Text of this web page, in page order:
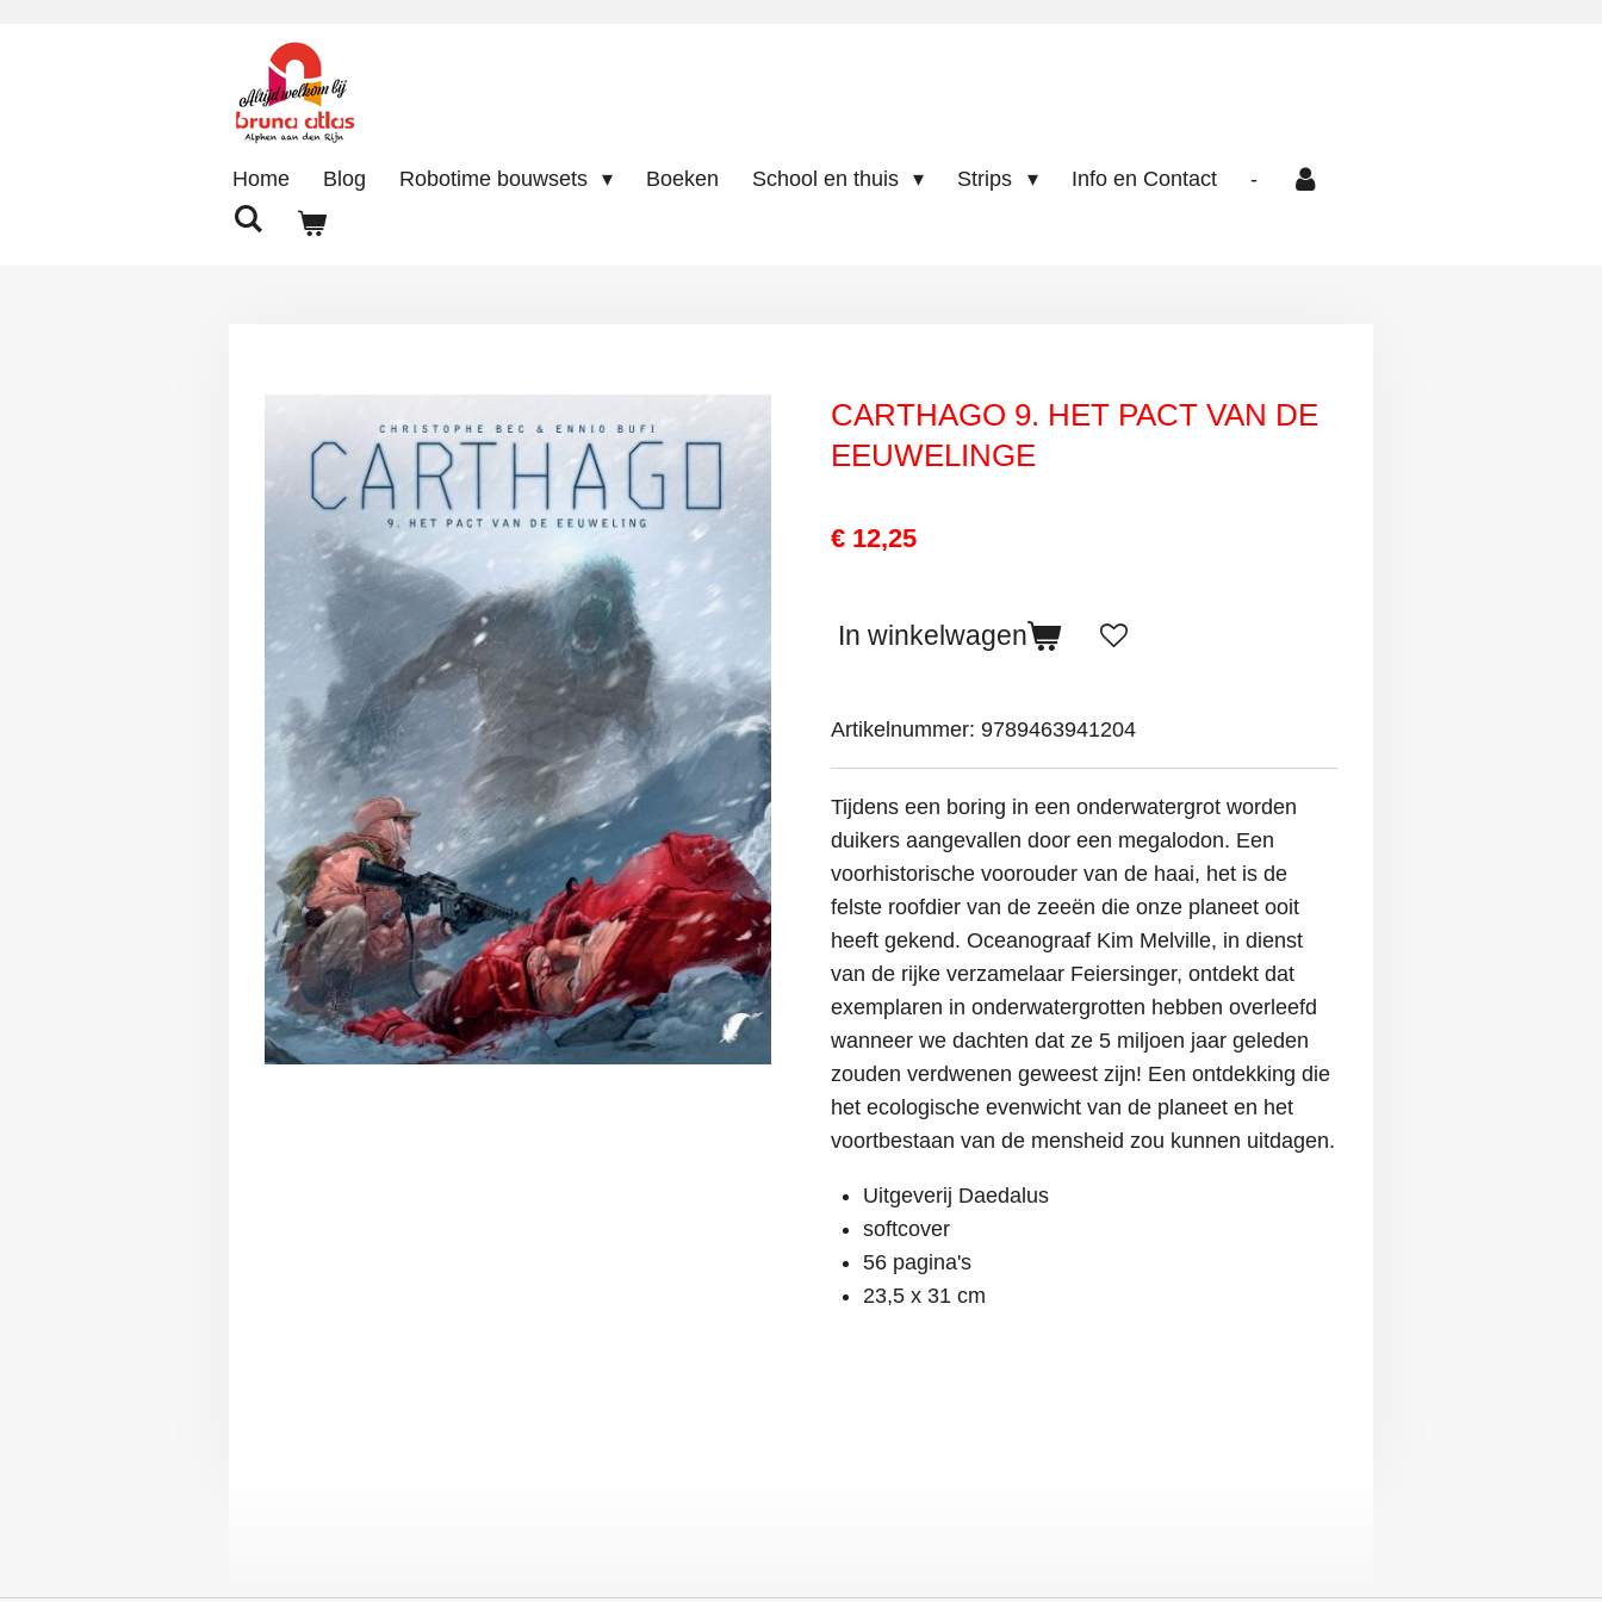
Home Blog Robotime bouwsets Boeken School en thuis Strips Info en Contact -
CARTHAGO 9. HET PACT VAN DE
EEUWELINGE
€ 12,25
In winkelwagen
Artikelnummer: 9789463941204
Tijdens een boring in een onderwatergrot worden
duikers aangevallen door een megalodon. Een
voorhistorische voorouder van de haai, het is de
felste roofdier van de zeeën die onze planeet ooit
heeft gekend. Oceanograaf Kim Melville, in dienst
van de rijke verzamelaar Feiersinger, ontdekt dat
exemplaren in onderwatergrotten hebben overleefd
wanneer we dachten dat ze 5 miljoen jaar geleden
zouden verdwenen geweest zijn! Een ontdekking die
het ecologische evenwicht van de planeet en het
voortbestaan ​​van de mensheid zou kunnen uitdagen.
Uitgeverij Daedalus
softcover
56 pagina's
23,5 x 31 cm